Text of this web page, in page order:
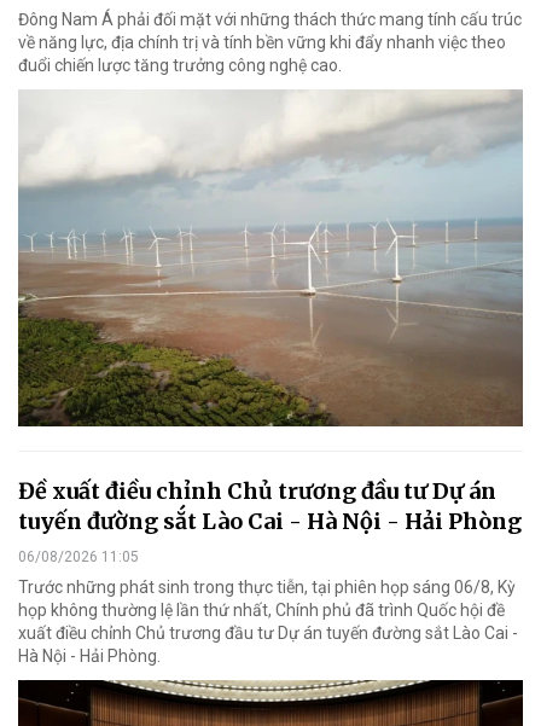
Đông Nam Á phải đối mặt với những thách thức mang tính cấu trúc
về năng lực, địa chính trị và tính bền vững khi đẩy nhanh việc theo
đuổi chiến lược tăng trưởng công nghệ cao.
Đề xuất điều chỉnh Chủ trương đầu tư Dự án
tuyến đường sắt Lào Cai - Hà Nội - Hải Phòng
06/08/2026 11:05
Trước những phát sinh trong thực tiễn, tại phiên họp sáng 06/8, Kỳ
họp không thường lệ lần thứ nhất, Chính phủ đã trình Quốc hội đề
xuất điều chỉnh Chủ trương đầu tư Dự án tuyến đường sắt Lào Cai -
Hà Nội - Hải Phòng.